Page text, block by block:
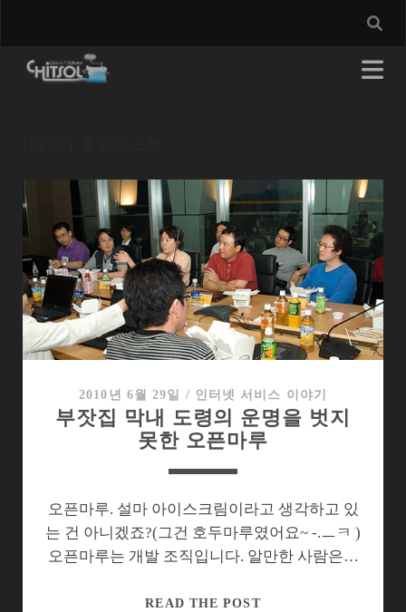
2010년 6월 29일 / 인터넷 서비스 이야기
부잣집 막내 도령의 운명을 벗지
못한 오픈마루
오픈마루. 설마 아이스크림이라고 생각하고 있
는 건 아니겠죠?(그건 호두마루였어요~ -.ㅡㅋ )
오픈마루는 개발 조직입니다. 알만한 사람은…
READ THE POST부